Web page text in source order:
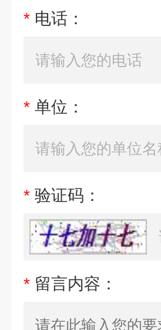
* 电话：
* 单位：
* 验证码：
* 留言内容：